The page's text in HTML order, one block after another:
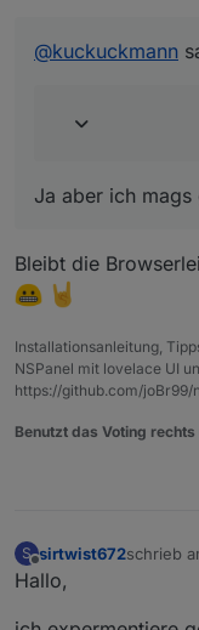
@joBr99 @
@kuckuckmann
Ja aber ich
Bleibt die
Installationsanleitung,
NSPanel mit lovelace UI
https://github.com/
Benutzt das Voting
S
Offline
sirtwist672schrieb
zuletzt
Hallo,